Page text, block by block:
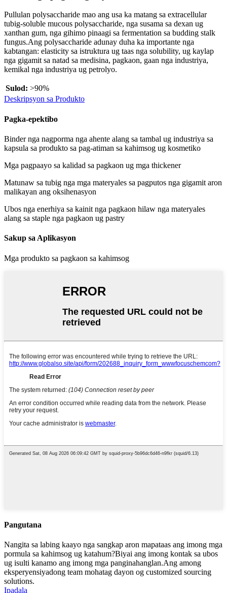
Pullulan polysaccharide mao ang usa ka matang sa extracellular
tubig-soluble mucous polysaccharide, nga susama sa dexan ug
xanthan gum, nga gihimo pinaagi sa fermentation sa budding stalk
fungus.Ang polysaccharide adunay duha ka importante nga
kabtangan: elasticity sa istruktura ug taas nga solubility, ug kaylap
nga gigamit sa natad sa medisina, pagkaon, gaan nga industriya,
kemikal nga industriya ug petrolyo.
Sulod: >90%
Deskripsyon sa Produkto
Pagka-epektibo
Binder nga nagporma nga ahente alang sa tambal ug industriya sa
kapsula sa produkto sa pag-atiman sa kahimsog ug kosmetiko
Mga pagpaayo sa kalidad sa pagkaon ug mga thickener
Matunaw sa tubig nga mga materyales sa pagputos nga gigamit aron
malikayan ang oksihenasyon
Ubos nga enerhiya sa kainit nga pagkaon hilaw nga materyales
alang sa staple nga pagkaon ug pastry
Sakup sa Aplikasyon
Mga produkto sa pagkaon sa kahimsog
Pangutana
Nangita sa labing kaayo nga sangkap aron mapataas ang imong mga
pormula sa kahimsog ug katahum?Biyai ang imong kontak sa ubos
ug isulti kanamo ang imong mga panginahanglan.Ang among
eksperyensiyadong team mohatag dayon og customized sourcing
solutions.
Ipadala